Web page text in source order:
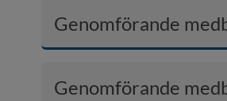
Genomförande
Genomförande